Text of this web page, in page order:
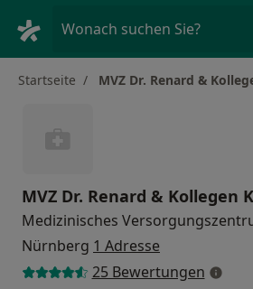
Wonach suchen Sie?
Startseite MVZ Dr. Renard &
MVZ Dr. Renard & Kollegen
Medizinisches
Nürnberg 1 Adresse
25 Bewertungen